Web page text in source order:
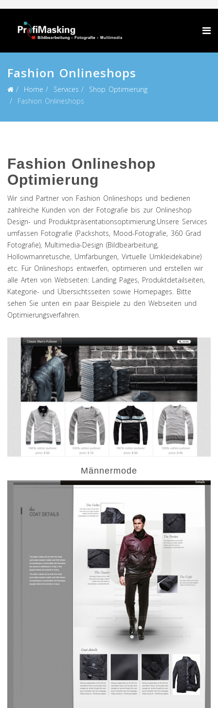
Fashion Onlineshops
Home Services
Shop Optimierung
Fashion Onlineshops
Fashion Onlineshop
Optimierung
Wir sind Partner von Fashion Onlineshops und bedienen
zahlreiche Kunden von der Fotografie bis zur Onlineshop
Design- und Produktpräsentationsoptimierung.Unsere Services
umfassen Fotografie (Packshots, Mood-Fotografie, 360 Grad
Fotografie), Multimedia-Design (Bildbearbeitung,
Hollowmanretusche, Umfärbungen, Virtuelle Umkleidekabine)
etc. Für Onlineshops entwerfen, optimieren und erstellen wir
alle Arten von Webseiten: Landing Pages, Produktdetailseiten,
Kategorie- und Übersichtsseiten sowie Homepages. Bitte
sehen Sie unten ein paar Beispiele zu den Webseiten und
Optimierungsverfahren.
Männermode